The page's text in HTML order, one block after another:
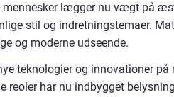
lægger nu vægt på
stil og indretningstemaer.
og moderne udseende.
teknologier og innovationer
reoler har nu indbygget